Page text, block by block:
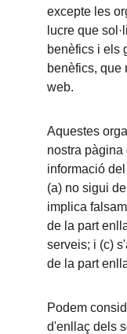
excepte les
lucre que
benèfics i els
benèfics, que
web.
Aquestes
nostra
informació
(a) no sigui
implica
de la part
serveis; i (c)
de la part
Podem
d'enllaç dels